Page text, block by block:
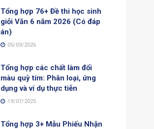
Tổng hợp 76+ Đề thi học sinh
giỏi Văn 6 năm 2026 (Có đáp
án)
05/03/2026
Tổng hợp các chất làm đổi
màu quỳ tím: Phân loại, ứng
dụng và ví dụ thực tiễn
19/07/2025
Tổng hợp 3+ Mẫu Phiếu Nhận